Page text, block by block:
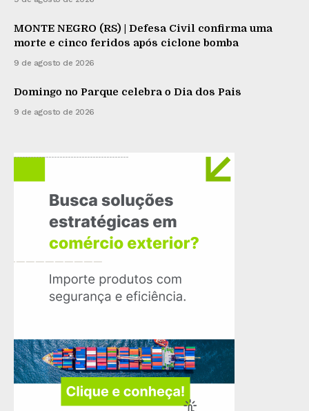
MONTE NEGRO (RS) | Defesa Civil confirma uma
morte e cinco feridos após ciclone bomba
9 de agosto de 2026
Domingo no Parque celebra o Dia dos Pais
9 de agosto de 2026